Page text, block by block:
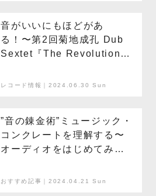
音がいいにもほどがあ
る！〜第2回菊地成孔 Dub
Sextet『The Revolution
Computerized』
レコード情報｜2024.06.30 Sun
”音の錬金術”ミュージック・
コンクレートを理解する〜
オーディオをはじめてみよ
おすすめ記事｜2024.04.21 Sun